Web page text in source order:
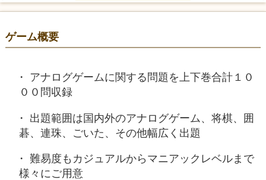
ゲーム概要
アナログゲームに関する問題を上下巻合計１０
００問収録
出題範囲は国内外のアナログゲーム、将棋、囲
碁、連珠、ごいた、その他幅広く出題
難易度もカジュアルからマニアックレベルまで
様々にご用意